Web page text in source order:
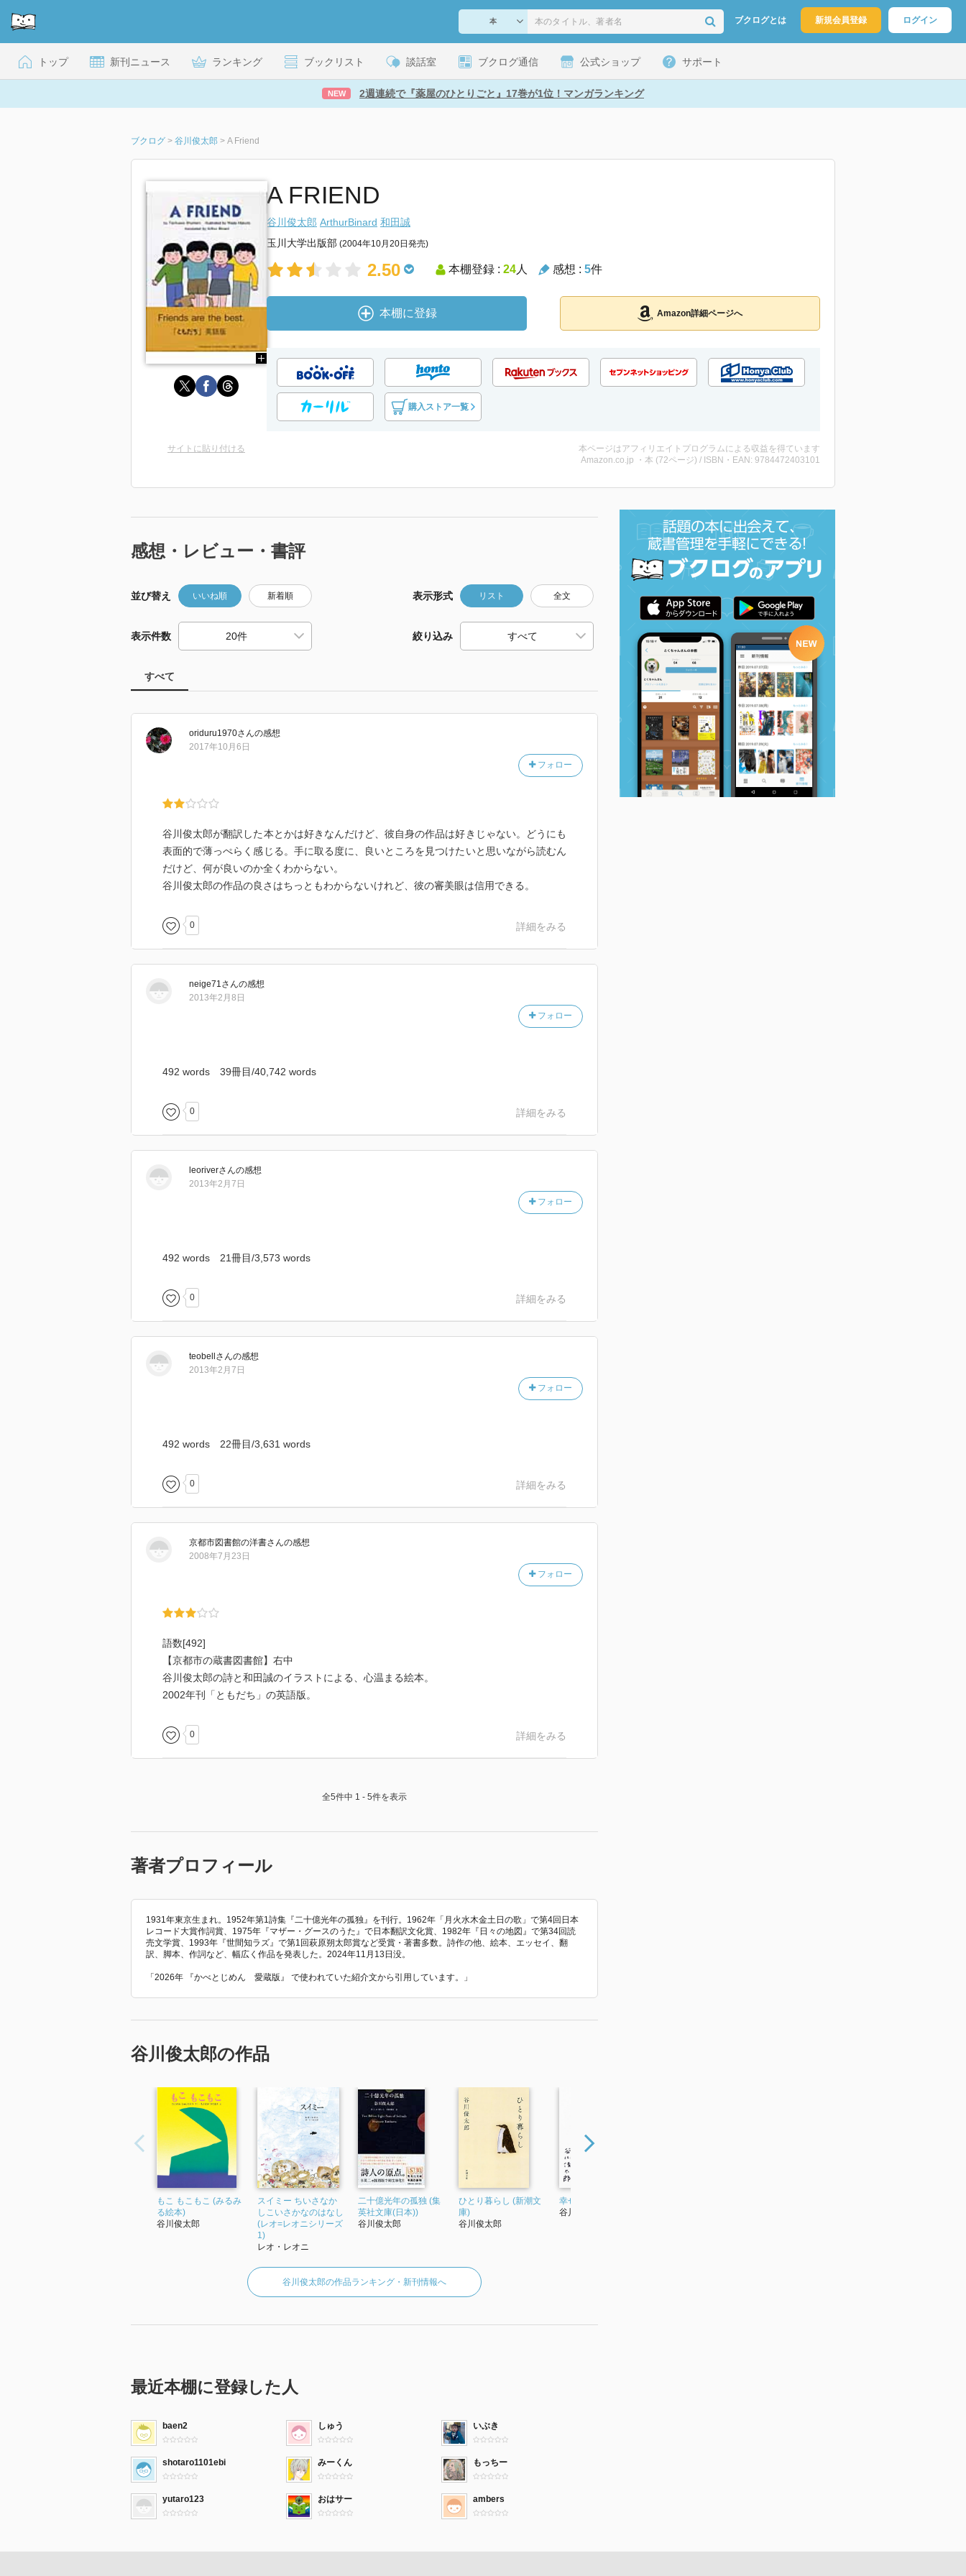
ブクログとは 新規会員登録 ログイン
トップ 新刊ニュース ランキング ブックリスト 談話室 ブクログ通信 公式ショップ サポート
NEW 2週連続で『薬屋のひとりごと』17巻が1位！マンガランキング
ブクログ > 谷川俊太郎 > A Friend
A FRIEND
谷川俊太郎 ArthurBinard 和田誠
玉川大学出版部 (2004年10月20日発売)
2.50 本棚登録 : 24人 感想 : 5件
本棚に登録 Amazon詳細ページへ
購入ストア一覧
サイトに貼り付ける
本ページはアフィリエイトプログラムによる収益を得ています
Amazon.co.jp ・本 (72ページ) / ISBN・EAN: 9784472403101
感想・レビュー・書評
並び替え いいね順 新着順 表示形式 リスト 全文
表示件数 絞り込み
すべて
oriduru1970さんの感想
フォロー
2017年10月6日
谷川俊太郎が翻訳した本とかは好きなんだけど、彼自身の作品は好きじゃない。どうにも
表面的で薄っぺらく感じる。手に取る度に、良いところを見つけたいと思いながら読むん
だけど、何が良いのか全くわからない。
谷川俊太郎の作品の良さはちっともわからないけれど、彼の審美眼は信用できる。
0 詳細をみる
neige71さんの感想
フォロー
2013年2月8日
492 words 39冊目/40,742 words
0 詳細をみる
leoriverさんの感想
フォロー
2013年2月7日
492 words 21冊目/3,573 words
0 詳細をみる
teobell さんの感想
フォロー
2013年2月7日
492 words 22冊目/3,631 words
0 詳細をみる
京都市図書館の洋書さんの感想
フォロー
2008年7月23日
語数[492]
【京都市の蔵書図書館】右中
谷川俊太郎の詩と和田誠のイラストによる、心温まる絵本。
2002年刊「ともだち」の英語版。
0 詳細をみる
全5件中 1 - 5件を表示
著者プロフィール
1931年東京生まれ。1952年第1詩集『二十億光年の孤独』を刊行。1962年「月火水木金土日の歌」で第4回日本
レコード大賞作詞賞、1975年『マザー・グースのうた』で日本翻訳文化賞、1982年『日々の地図』で第34回読
売文学賞、1993年『世間知ラズ』で第1回萩原朔太郎賞など受賞・著書多数。詩作の他、絵本、エッセイ、翻
訳、脚本、作詞など、幅広く作品を発表した。2024年11月13日没。
「2026年 『かべとじめん 愛蔵版』 で使われていた紹介文から引用しています。」
谷川俊太郎の作品
もこ もこもこ (みるみ
る絵本)
谷川俊太郎
スイミー ちいさなか
しこいさかなのはなし
(レオ=レオニシリーズ
1)
レオ・レオニ
二十億光年の孤独 (集
英社文庫(日本))
谷川俊太郎
ひとり暮らし (新潮文
庫)
谷川俊太郎
幸せについて
谷川俊太郎
谷川俊太郎の作品ランキング・新刊情報へ
最近本棚に登録した人
baen2 しゅう いぶき
shotaro1101ebi みーくん もっちー
yutaro123 おはサー ambers